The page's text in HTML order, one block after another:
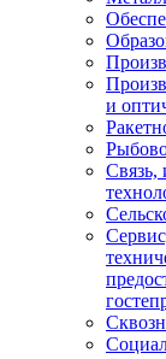
и